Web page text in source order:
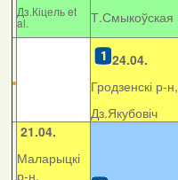
Дз.Кіцель et
al.
Т.Смыкоўская
24.04.
Гродзенскі р-н,
Дз.Якубовіч
21.04.
Маларыцкі
р-н,